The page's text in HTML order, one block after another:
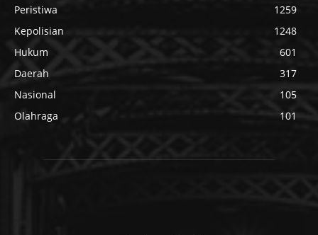
Peristiwa
1259
Kepolisian
1248
Hukum
601
Daerah
317
Nasional
105
Olahraga
101